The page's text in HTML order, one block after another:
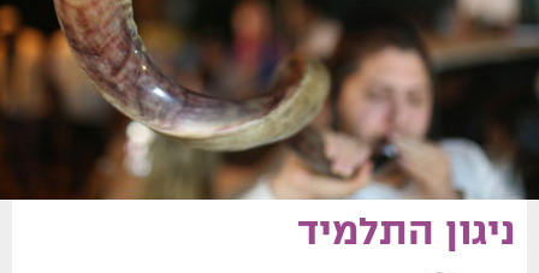
ניגון התלמיד